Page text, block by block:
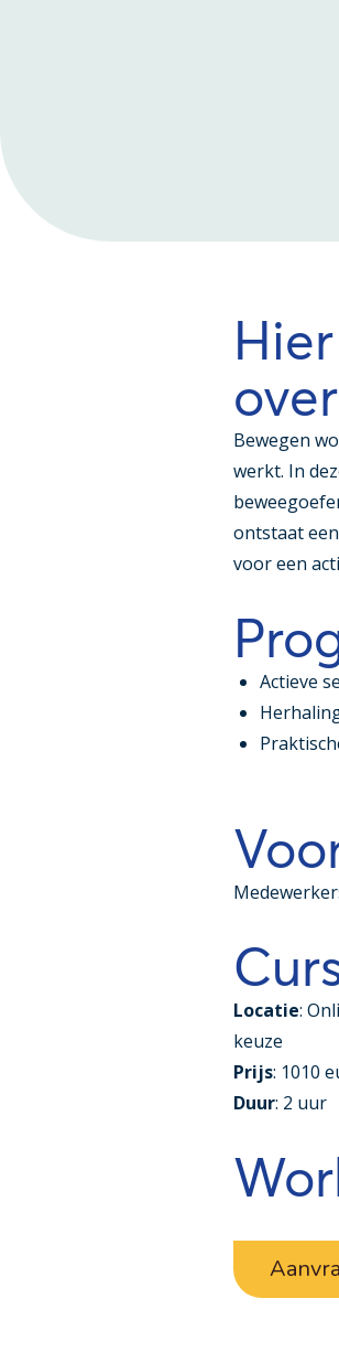
over
Bewegen
werkt. In
ontstaat
voor een
Actieve
Locatie:
keuze
Prijs: 1010
Duur: 2 uur